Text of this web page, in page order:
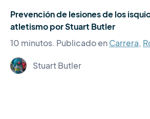
Prevención de lesiones de los
atletismo por Stuart Butler
10 minutos. Publicado enCarrera,
Stuart Butler